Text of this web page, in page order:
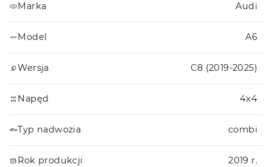
Marka Audi
Model A6
Wersja C8 (2019-2025)
Napęd 4x4
Typ nadwozia combi
Rok produkcji 2019 r.